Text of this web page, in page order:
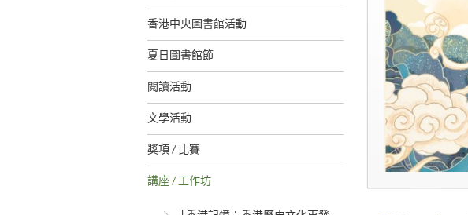
香港中央圖書館活動
夏日圖書館節
閱讀活動
文學活動
獎項 / 比賽
講座 / 工作坊